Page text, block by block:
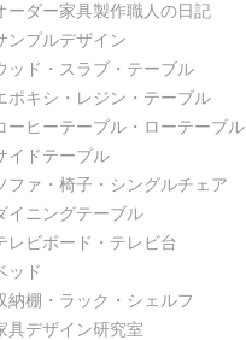
ーダー家具製作職人の日記
ンプルデザイン
ッド・スラブ・テーブル
ポキシ・レジン・テーブル
ーヒーテーブル・ローテーブル
イドテーブル
ファ・椅子・シングルチェア
イニングテーブル
レビボード・テレビ台
ッド
納棚・ラック・シェルフ
具デザイン研究室